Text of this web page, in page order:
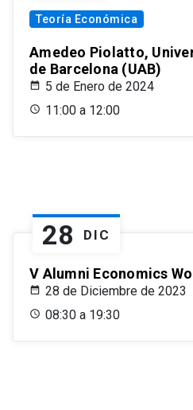
Teoría Económica
Amedeo Piolatto,
de Barcelona (UAB)
5 de Enero de 2024
11:00 a 12:00
28 DIC
V Alumni Economics
28 de Diciembre de 2023
08:30 a 19:30